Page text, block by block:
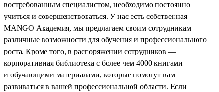
востребованным специалистом, необходимо постоянно
учиться и совершенствоваться. У нас есть собственная
MANGO Академия, мы предлагаем своим сотрудникам
различные возможности для обучения и профессионального
роста. Кроме того, в распоряжении сотрудников —
корпоративная библиотека с более чем 4000 книгами
и обучающими материалами, которые помогут вам
развиваться в вашей профессиональной области. Если